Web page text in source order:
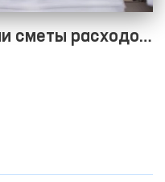
сметы расходов